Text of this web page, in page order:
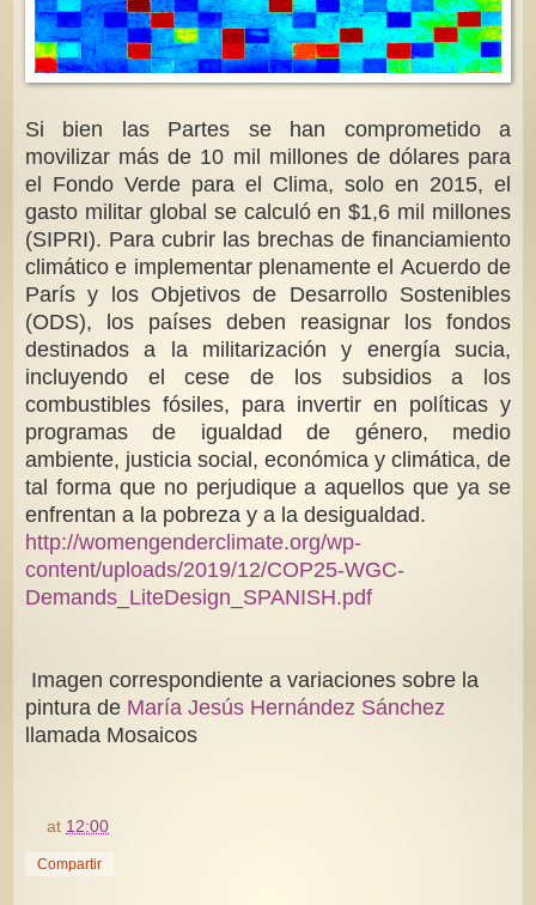
Si bien las Partes se han comprometido a
movilizar más de 10 mil millones de dólares para
el Fondo Verde para el Clima, solo en 2015, el
gasto militar global se calculó en $1,6 mil millones
(SIPRI). Para cubrir las brechas de financiamiento
climático e implementar plenamente el Acuerdo de
París y los Objetivos de Desarrollo Sostenibles
(ODS), los países deben reasignar los fondos
destinados a la militarización y energía sucia,
incluyendo el cese de los subsidios a los
combustibles fósiles, para invertir en políticas y
programas de igualdad de género, medio
ambiente, justicia social, económica y climática, de
tal forma que no perjudique a aquellos que ya se
enfrentan a la pobreza y a la desigualdad.
http://womengenderclimate.org/wp-
content/uploads/2019/12/COP25-WGC-
Demands_LiteDesign_SPANISH.pdf
Imagen correspondiente a variaciones sobre la
pintura de María Jesús Hernández Sánchez
llamada Mosaicos
at 12:00
Compartir